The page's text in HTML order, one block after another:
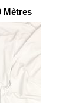
Mètres